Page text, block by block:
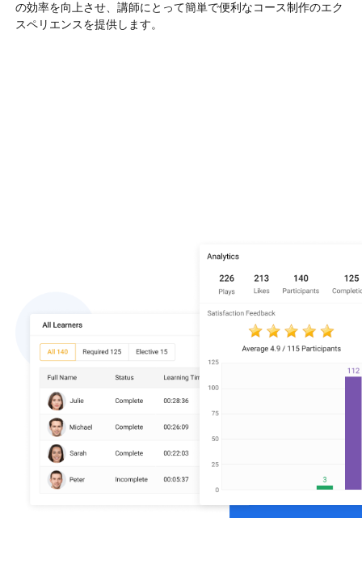
の効率を向上させ、講師にとって簡単で便利なコース制作のエク
スペリエンスを提供します。